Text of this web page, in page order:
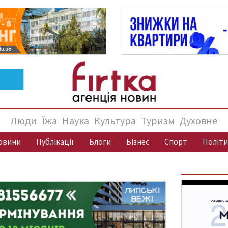
Люди Їжа Наука Культура Туризм Духовне
Публікації Блоги Бізнес Спорт